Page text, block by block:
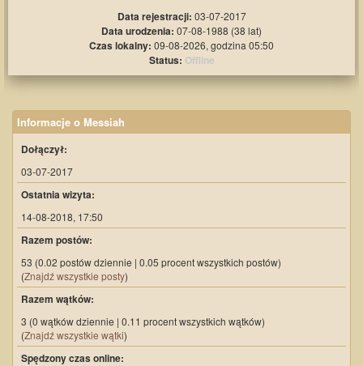
Data rejestracji: 03-07-2017
Data urodzenia: 07-08-1988 (38 lat)
Czas lokalny: 09-08-2026, godzina 05:50
Status: Offline
Informacje o Messiah
Dołączył:
03-07-2017
Ostatnia wizyta:
14-08-2018, 17:50
Razem postów:
53 (0.02 postów dziennie | 0.05 procent wszystkich postów)
(Znajdź wszystkie posty)
Razem wątków:
3 (0 wątków dziennie | 0.11 procent wszystkich wątków)
(Znajdź wszystkie wątki)
Spędzony czas online: